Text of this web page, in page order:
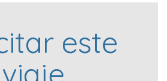
este
viaje